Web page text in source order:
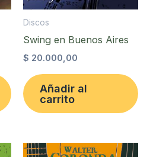
Discos
Swing en Buenos Aires
$ 20.000,00
Añadir al
carrito